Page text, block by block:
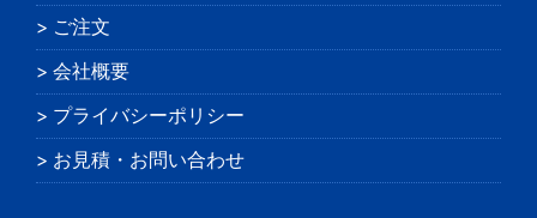
ご注文
会社概要
プライバシーポリシー
お見積・お問い合わせ